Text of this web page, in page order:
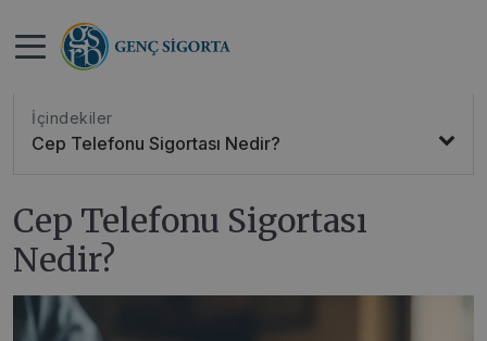
Anasayfa>
İçindekiler
Cep Telefonu Sigortası Nedir?
Cep Telefonu Sigortası
Nedir?